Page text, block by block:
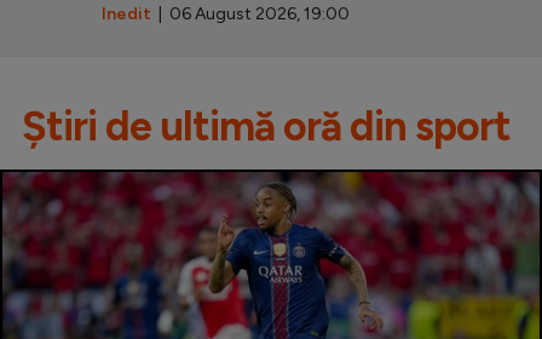
Inedit | 06 August 2026, 19:00
Știri de ultimă oră din sport